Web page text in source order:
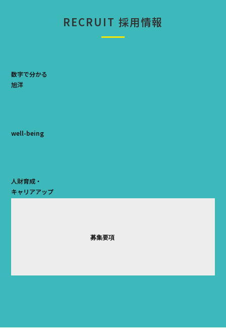
RECRUIT 採用情報
数字で分かる
旭洋
well-being
人財育成・
キャリアアップ
募集要項